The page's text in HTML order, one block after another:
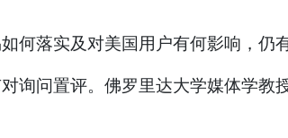
落实及对美国用户有何影响，仍
询问置评。佛罗里达大学媒体学教